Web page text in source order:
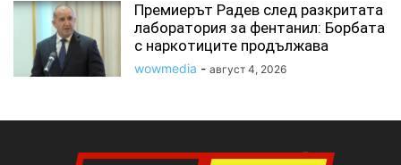
Премиерът Радев след разкритата
лаборатория за фентанил: Борбата
с наркотиците продължава
wowmedia - август 4, 2026